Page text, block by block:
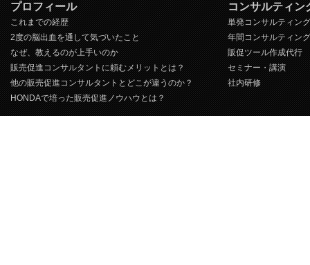
プロフィール
これまでの経歴
2度の脳出血を通して気づいたこと
なぜ、教えるのが上手いのか
販売促進コンサルタントに頼むメリットとは？
他の販売促進コンサルタントとどこが違うのか？
HONDAで培った販売促進ノウハウとは？
コンサルティン
単発コンサルティング
年間コンサルティング
販促ツール作成代行
セミナー・講演
社内研修